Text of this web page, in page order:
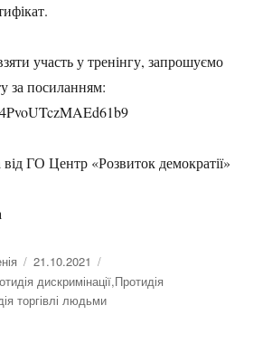
участь у тренінгу, запрошуємо
за посиланням:
ГО Центр «Розвиток демократії»
Оприлюднено
21.10.2021
дискримінації,Протидія
торгівлі людьми